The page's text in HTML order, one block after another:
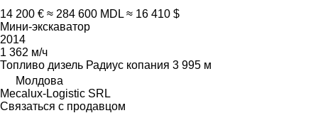
14 200 € ≈ 284 600 MDL ≈ 16 410 $
Мини-экскаватор
2014
1 362 м/ч
Топливо дизель Радиус копания 3 995 м
Молдова
Mecalux-Logistic SRL
Связаться с продавцом